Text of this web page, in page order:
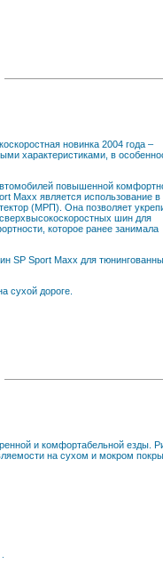
новинка 2004 года –
характеристиками, в
повышенной
Maxx является использование в
(МРП). Она позволяет
шин для
которое ранее занимала
SP Sport Maxx для
сухой дороге.
и комфортабельной езды.
на сухом и мокром